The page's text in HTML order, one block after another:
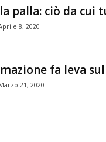
palla: ciò da cui
8, 2020
fa leva
21, 2020